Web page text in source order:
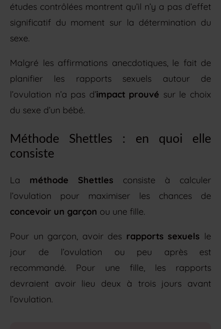
études contrôlées montrent qu’il n’y a pas d’effet
significatif du moment sur la détermination du
sexe.
Malgré les affirmations anecdotiques, le fait de
planifier les rapports sexuels autour de
l’ovulation n’a pas d’impact prouvé sur le choix
du sexe d’un bébé.
Méthode Shettles : en quoi elle
consiste
La méthode Shettles consiste à calculer
l’ovulation pour maximiser les chances de
concevoir un garçon ou une fille.
Pour un garçon, avoir des rapports sexuels le
jour de l’ovulation ou peu après est
recommandé. Pour une fille, les rapports
devraient avoir lieu deux à trois jours avant
l’ovulation.